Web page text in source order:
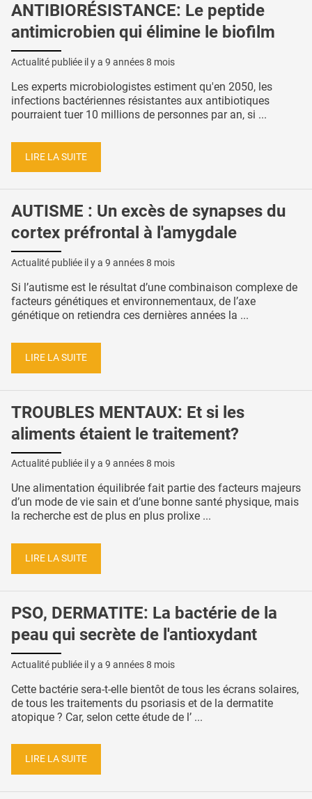
ANTIBIORÉSISTANCE: Le peptide
antimicrobien qui élimine le biofilm
Actualité publiée il y a 9 années 8 mois
Les experts microbiologistes estiment qu'en 2050, les
infections bactériennes résistantes aux antibiotiques
pourraient tuer 10 millions de personnes par an, si ...
LIRE LA SUITE
AUTISME : Un excès de synapses du
cortex préfrontal à l'amygdale
Actualité publiée il y a 9 années 8 mois
Si l’autisme est le résultat d’une combinaison complexe de
facteurs génétiques et environnementaux, de l’axe
génétique on retiendra ces dernières années la ...
LIRE LA SUITE
TROUBLES MENTAUX: Et si les
aliments étaient le traitement?
Actualité publiée il y a 9 années 8 mois
Une alimentation équilibrée fait partie des facteurs majeurs
d’un mode de vie sain et d’une bonne santé physique, mais
la recherche est de plus en plus prolixe ...
LIRE LA SUITE
PSO, DERMATITE: La bactérie de la
peau qui secrète de l'antioxydant
Actualité publiée il y a 9 années 8 mois
Cette bactérie sera-t-elle bientôt de tous les écrans solaires,
de tous les traitements du psoriasis et de la dermatite
atopique ? Car, selon cette étude de l’ ...
LIRE LA SUITE